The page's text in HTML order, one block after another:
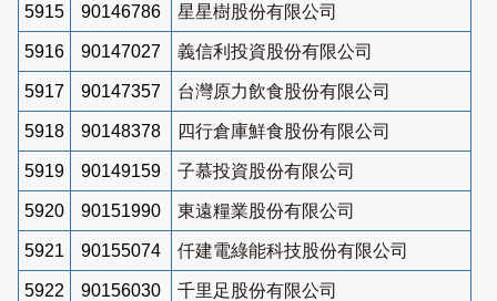
5915 90146786 星星樹股份有限公司
5916 90147027 義信利投資股份有限公司
5917 90147357 台灣原力飲食股份有限公司
5918 90148378 四行倉庫鮮食股份有限公司
5919 90149159 子慕投資股份有限公司
5920 90151990 東遠糧業股份有限公司
5921 90155074 仟建電綠能科技股份有限公司
5922 90156030 千里足股份有限公司